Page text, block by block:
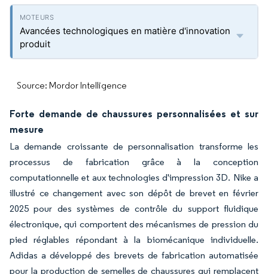
Avancées technologiques en matière d'innovation
produit
Source: Mordor Intelligence
Forte demande de chaussures personnalisées et sur
mesure
La demande croissante de personnalisation transforme les
processus de fabrication grâce à la conception
computationnelle et aux technologies d'impression 3D. Nike a
illustré ce changement avec son dépôt de brevet en février
2025 pour des systèmes de contrôle du support fluidique
électronique, qui comportent des mécanismes de pression du
pied réglables répondant à la biomécanique individuelle.
Adidas a développé des brevets de fabrication automatisée
pour la production de semelles de chaussures qui remplacent